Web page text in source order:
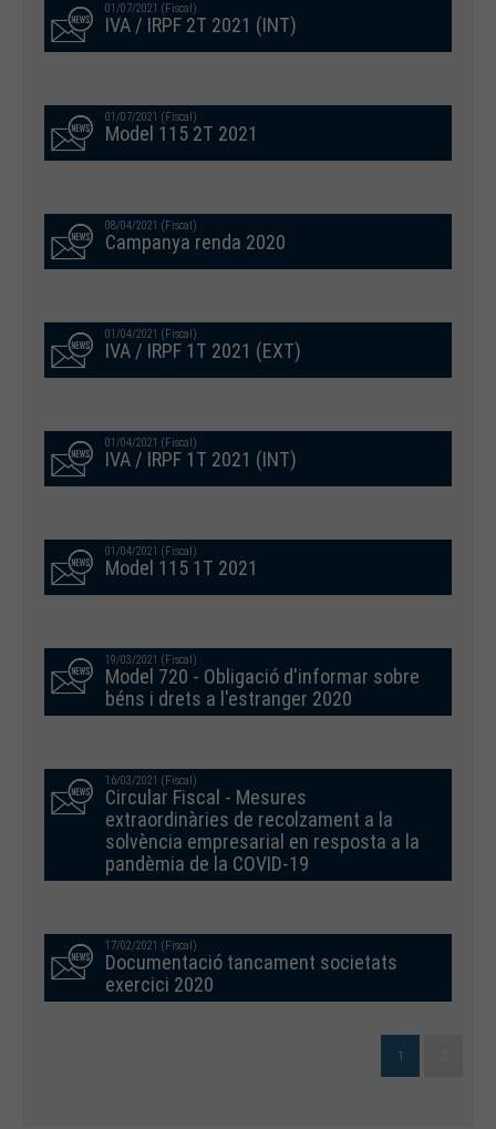
01/07/2021 (Fiscal)
IVA / IRPF 2T 2021 (INT)
01/07/2021 (Fiscal)
Model 115 2T 2021
08/04/2021 (Fiscal)
Campanya renda 2020
01/04/2021 (Fiscal)
IVA / IRPF 1T 2021 (EXT)
01/04/2021 (Fiscal)
IVA / IRPF 1T 2021 (INT)
01/04/2021 (Fiscal)
Model 115 1T 2021
19/03/2021 (Fiscal)
Model 720 - Obligació d'informar sobre
béns i drets a l'estranger 2020
16/03/2021 (Fiscal)
Circular Fiscal - Mesures
extraordinàries de recolzament a la
solvència empresarial en resposta a la
pandèmia de la COVID-19
17/02/2021 (Fiscal)
Documentació tancament societats
exercici 2020
1